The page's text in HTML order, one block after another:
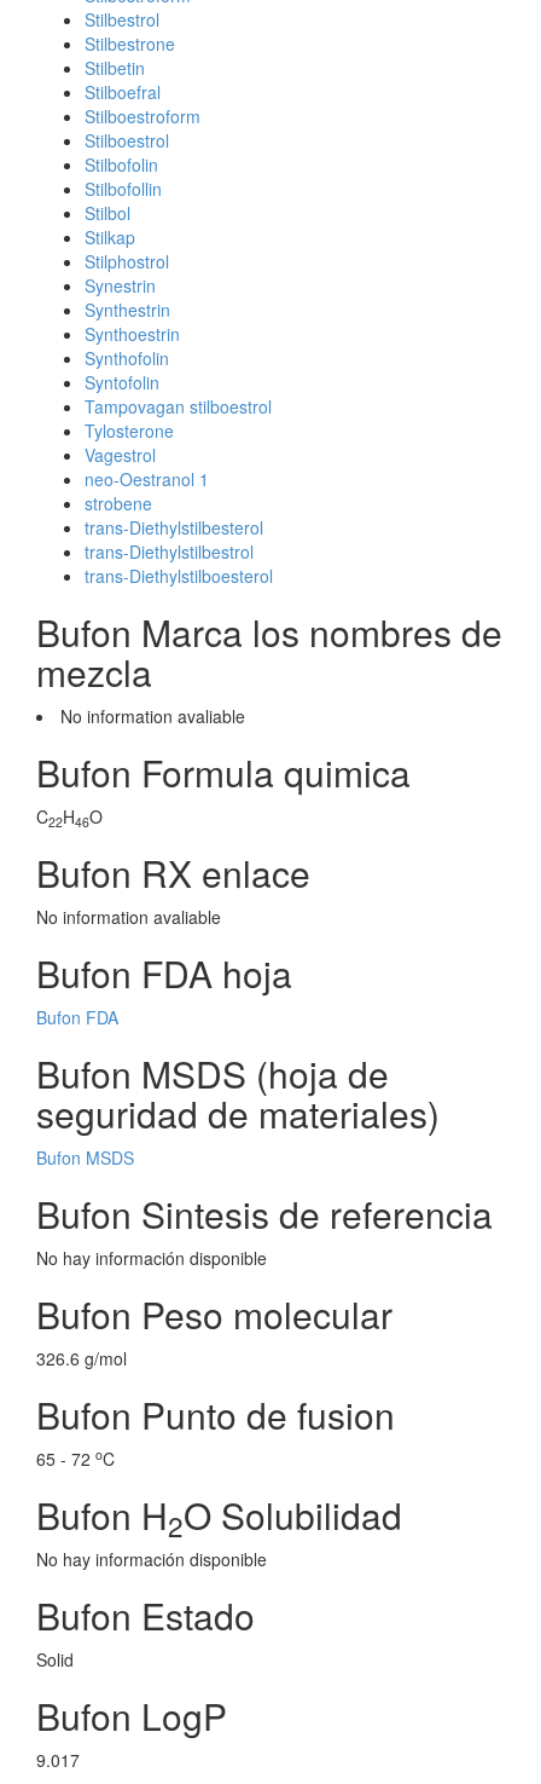
Stilbestrol
Stilbestrone
Stilbetin
Stilboefral
Stilboestroform
Stilboestrol
Stilbofolin
Stilbofollin
Stilbol
Stilkap
Stilphostrol
Synestrin
Synthestrin
Synthoestrin
Synthofolin
Syntofolin
Tampovagan stilboestrol
Tylosterone
Vagestrol
neo-Oestranol 1
strobene
trans-Diethylstilbesterol
trans-Diethylstilbestrol
trans-Diethylstilboesterol
Bufon Marca los nombres de
mezcla
No information avaliable
Bufon Formula quimica
C22H46O
Bufon RX enlace
No information avaliable
Bufon FDA hoja
Bufon FDA
Bufon MSDS (hoja de
seguridad de materiales)
Bufon MSDS
Bufon Sintesis de referencia
No hay información disponible
Bufon Peso molecular
326.6 g/mol
Bufon Punto de fusion
65 - 72 oC
Bufon H2O Solubilidad
No hay información disponible
Bufon Estado
Solid
Bufon LogP
9.017